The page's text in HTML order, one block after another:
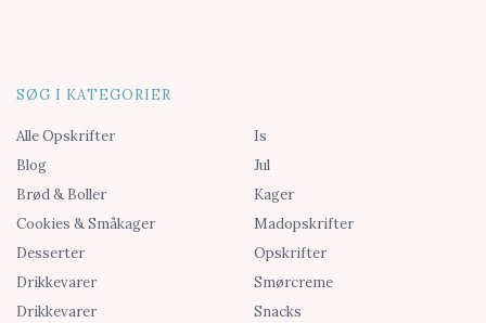
SØG I KATEGORIER
Alle Opskrifter
Blog
Brød & Boller
Cookies & Småkager
Desserter
Drikkevarer
Drikkevarer
Is
Jul
Kager
Madopskrifter
Opskrifter
Smørcreme
Snacks